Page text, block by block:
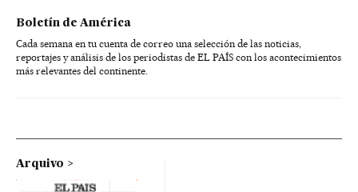
Boletín de América
Cada semana en tu cuenta de correo una selección de las noticias,
reportajes y análisis de los periodistas de EL PAÍS con los acontecimientos
más relevantes del continente.
Arquivo